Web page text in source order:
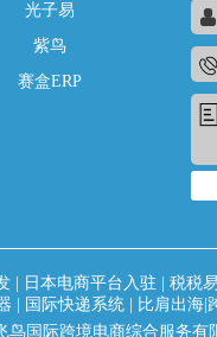
光子易
紫鸟
赛盒ERP
日本电商平台入驻 税税易
国际快递系统 比肩出海|
鸟国际跨境电商综合服务有